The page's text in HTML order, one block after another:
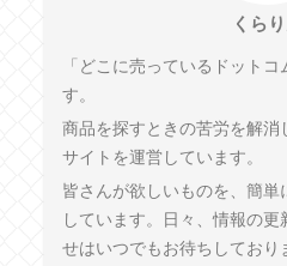
くら
「どこに売っているドット
す。
商品を探すときの苦労を解消
サイトを運営しています。
皆さんが欲しいものを、簡単
しています。日々、情報の
せはいつでもお待ちしており